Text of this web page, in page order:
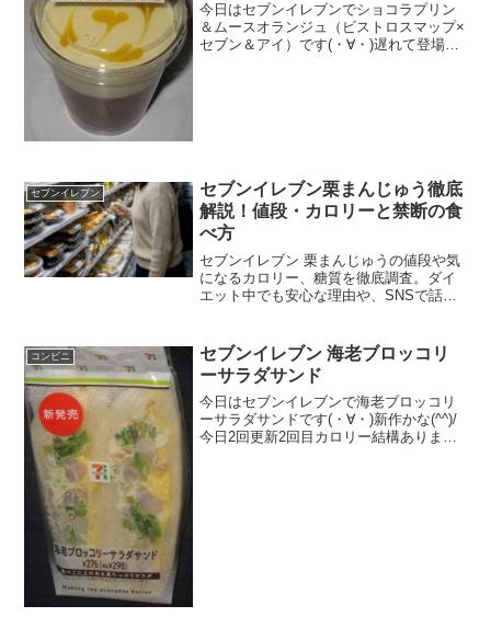
今日はセブンイレブンでショコラプリン
＆ムースオランジュ（ビストロスマップ×
セブン＆アイ）です(・∀・)遅れて登場
セブンイレブン
セブンイレブン栗まんじゅう徹底
解説！値段・カロリーと禁断の食
べ方
セブンイレブン 栗まんじゅうの値段や気
になるカロリー、糖質を徹底調査。ダイ
エット中でも安心な理由や、SNSで話題
じゅうを120%楽しむための他社比較や販
売情報も網羅した完全ガイドです。
コンビニ
セブンイレブン 海老ブロッコリ
ーサラダサンド
今日はセブンイレブンで海老ブロッコリ
ーサラダサンドです(・∀・)新作かな(^^)/
今日2回更新2回目カロリー結構あります